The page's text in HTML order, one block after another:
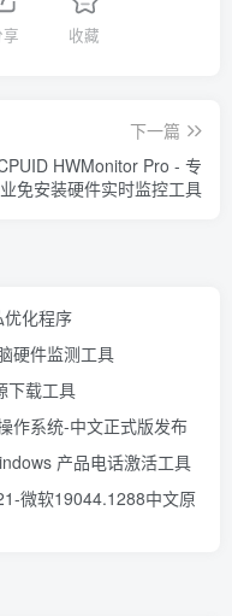
享 收藏
下一篇
HWMonitor Pro - 专
业免安装硬件实时监控工具
化程序
硬件监测工具
下载工具
作系统-中文正式版发布
产品电话激活工具
微软19044.1288中文原